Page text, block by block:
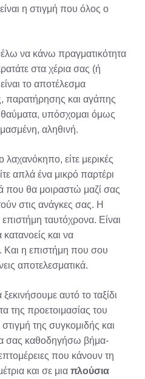
η στιγμή που όλος ο
να κάνω πραγματικότητα
στα χέρια σας (ή
το αποτέλεσμα
παρατήρησης και αγάπης
θαύματα, υπόσχομαι όμως
αληθινή.
λαχανόκηπο, είτε μερικές
απλά ένα μικρό παρτέρι
που θα μοιραστώ μαζί σας
στις ανάγκες σας. Η
επιστήμη ταυτόχρονα. Είναι
και να
Και η επιστήμη που σου
αποτελεσματικά.
αυτό το ταξίδι
της προετοιμασίας του
της συγκομιδής και
σας καθοδηγήσω βήμα-
που κάνουν τη
και σε μια πλούσια